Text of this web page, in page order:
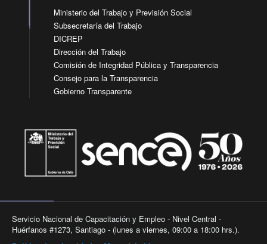
Ministerio del Trabajo y Previsión Social
Subsecretaría del Trabajo
DICREP
Dirección del Trabajo
Comisión de Integridad Pública y Transparencia
Consejo para la Transparencia
Gobierno Transparente
Servicio Nacional de Capacitación y Empleo - Nivel Central -
Huérfanos #1273, Santiago - (lunes a viernes, 09:00 a 18:00 hrs.).